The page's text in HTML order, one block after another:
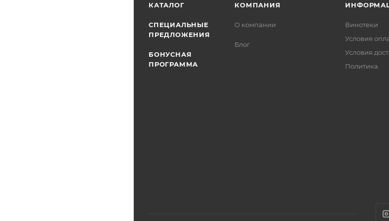
КАТАЛОГ
СПЕЦИАЛЬНЫЕ
ПРЕДЛОЖЕНИЯ
БОНУСНАЯ
ПРОГРАММА
КОМПАНИЯ
О компании
Блог
Винотеки
Условия
Условия
Политика